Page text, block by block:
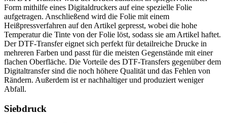
Form mithilfe eines Digitaldruckers auf eine spezielle Folie
aufgetragen. Anschließend wird die Folie mit einem
Heißpressverfahren auf den Artikel gepresst, wobei die hohe
Temperatur die Tinte von der Folie löst, sodass sie am Artikel haftet.
Der DTF-Transfer eignet sich perfekt für detailreiche Drucke in
mehreren Farben und passt für die meisten Gegenstände mit einer
flachen Oberfläche. Die Vorteile des DTF-Transfers gegenüber dem
Digitaltransfer sind die noch höhere Qualität und das Fehlen von
Rändern. Außerdem ist er nachhaltiger und produziert weniger
Abfall.
Siebdruck